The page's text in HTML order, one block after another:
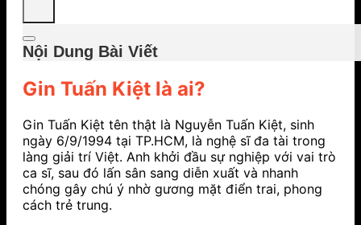
Nội Dung Bài Viết
Gin Tuấn Kiệt là ai?
Gin Tuấn Kiệt tên thật là Nguyễn Tuấn Kiệt, sinh
ngày 6/9/1994 tại TP.HCM, là nghệ sĩ đa tài trong
làng giải trí Việt. Anh khởi đầu sự nghiệp với vai trò
ca sĩ, sau đó lấn sân sang diễn xuất và nhanh
chóng gây chú ý nhờ gương mặt điển trai, phong
cách trẻ trung.